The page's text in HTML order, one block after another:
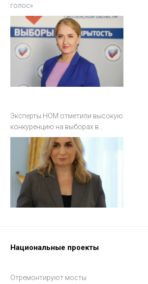
голос»
Эксперты НОМ отметили высокую
конкуренцию на выборах в
Смоленской области
Национальные проекты
Отремонтируют мосты